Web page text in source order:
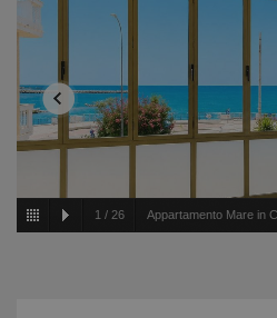
1 / 26 Appartamento Mare in